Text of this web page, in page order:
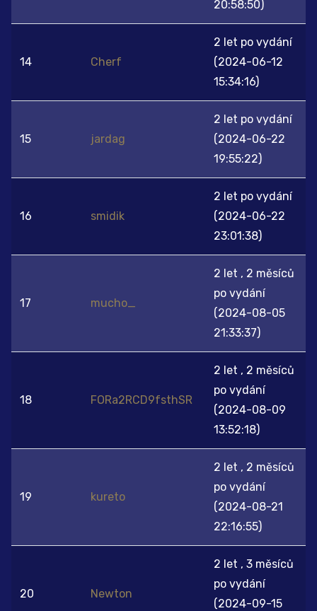
20:58:50)
14 Cherf
2 let po vydání
(2024-06-12
15:34:16)
15 jardag
2 let po vydání
(2024-06-22
19:55:22)
16 smidik
2 let po vydání
(2024-06-22
23:01:38)
17 mucho_
2 let , 2 měsíců
po vydání
(2024-08-05
21:33:37)
18 FORa2RCD9fsthSR
2 let , 2 měsíců
po vydání
(2024-08-09
13:52:18)
19 kureto
2 let , 2 měsíců
po vydání
(2024-08-21
22:16:55)
20 Newton
2 let , 3 měsíců
po vydání
(2024-09-15